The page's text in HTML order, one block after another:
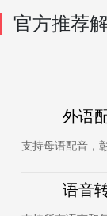
官方推荐
外语
支持母语配音，
语音